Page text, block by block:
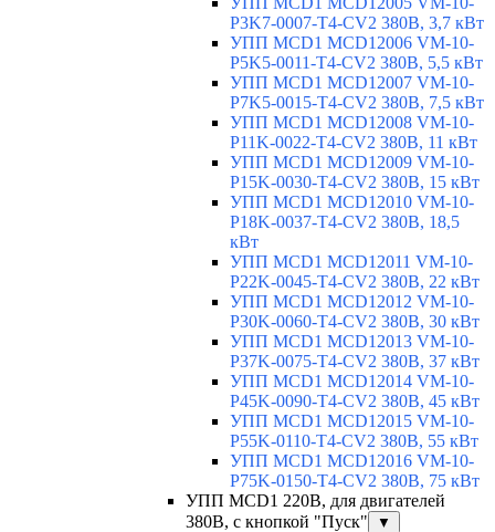
P3K7-0007-T4-CV2 380В, 3,7 кВт
УПП MCD1 MCD12006 VM-10-
P5K5-0011-T4-CV2 380В, 5,5 кВт
УПП MCD1 MCD12007 VM-10-
P7K5-0015-T4-CV2 380В, 7,5 кВт
УПП MCD1 MCD12008 VM-10-
P11K-0022-T4-CV2 380В, 11 кВт
УПП MCD1 MCD12009 VM-10-
P15K-0030-T4-CV2 380В, 15 кВт
УПП MCD1 MCD12010 VM-10-
P18K-0037-T4-CV2 380В, 18,5
кВт
УПП MCD1 MCD12011 VM-10-
P22K-0045-T4-CV2 380В, 22 кВт
УПП MCD1 MCD12012 VM-10-
P30K-0060-T4-CV2 380В, 30 кВт
УПП MCD1 MCD12013 VM-10-
P37K-0075-T4-CV2 380В, 37 кВт
УПП MCD1 MCD12014 VM-10-
P45K-0090-T4-CV2 380В, 45 кВт
УПП MCD1 MCD12015 VM-10-
P55K-0110-T4-CV2 380В, 55 кВт
УПП MCD1 MCD12016 VM-10-
P75K-0150-T4-CV2 380В, 75 кВт
УПП MCD1 220В, для двигателей
380В, с кнопкой "Пуск"
▼